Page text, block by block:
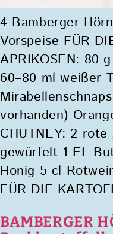
4 Bamberger
Vorspeise FÜR
APRIKOSEN: 80
60–80 ml weißer
vorhanden)
CHUTNEY: 2
gewürfelt 1 EL
Honig 5 cl
FÜR DIE
BAMBERGER